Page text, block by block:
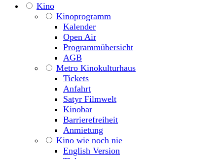
Kino
Kinoprogramm
Kalender
Open Air
Programmübersicht
AGB
Metro Kinokulturhaus
Tickets
Anfahrt
Satyr Filmwelt
Kinobar
Barrierefreiheit
Anmietung
Kino wie noch nie
English Version